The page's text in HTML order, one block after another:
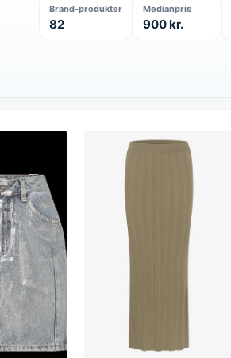
Brand-produkter
82
Medianpris
900 kr.